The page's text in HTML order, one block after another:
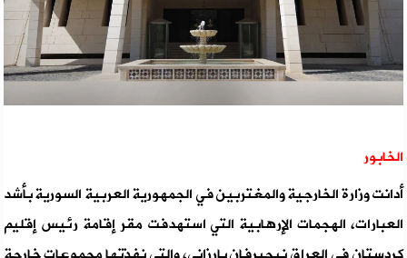
الخابور
أدانت وزارة الخارجية والمغتربين في الجمهورية العربية السورية بأشد
العبارات، الهجمات الإرهابية التي استهدفت مقر إقامة رئيس إقليم